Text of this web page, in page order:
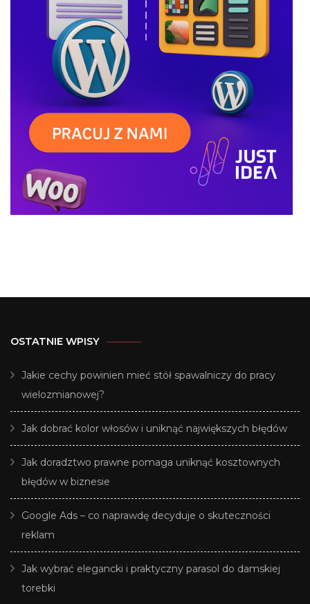
OSTATNIE WPISY
Jakie cechy powinien mieć stół spawalniczy do pracy
wielozmianowej?
Jak dobrać kolor włosów i uniknąć największych błędów
Jak doradztwo prawne pomaga uniknąć kosztownych
błędów w biznesie
Google Ads – co naprawdę decyduje o skuteczności
reklam
Jak wybrać elegancki i praktyczny parasol do damskiej
torebki